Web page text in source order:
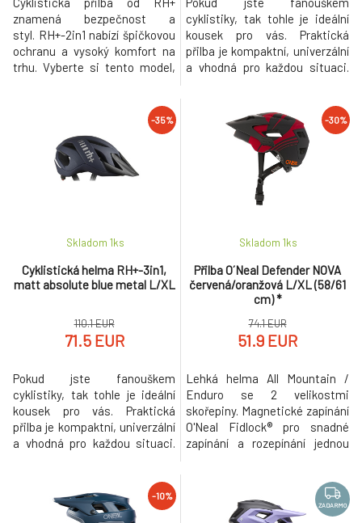
znamená bezpečnost a
styl. RH+-2in1 nabízí špičkovou
ochranu a vysoký komfort na
trhu. Vyberte si tento model,
nejen esteticky přitažlivý ale i
dobře prodyšný s Power Fit 2
systémem pro stabilní
uchycení. Přilba obsahuje
antialergickou podšívku pro
cyklistiky, tak tohle je ideální
kousek pro vás. Praktická
přilba je kompaktní, univerzální
a vhodná pro každou situaci.
různé štíty v jiných délkách, aby
se dokázala perfektně
přizpůsobit vašemu stylu jízdy.
Má dostatečnou ventilaci
vzduchu pomocí síťky, která
-35%
Cyklistická helma RH+-3in1,
matt absolute blue metal L/XL
Skladom 1ks
110.1 EUR
71.5 EUR
Pokud jste fanouškem
cyklistiky, tak tohle je ideální
kousek pro vás. Praktická
přilba je kompaktní, univerzální
a vhodná pro každou situaci.
různé štíty v jiných délkách,
aby se dokázala perfektně
-30%
Přilba O´Neal Defender NOVA
červená/oranžová L/XL (58/61
cm) *
Skladom 1ks
74.1 EUR
51.9 EUR
Lehká helma All Mountain /
Enduro se 2 velikostmi
skořepiny. Magnetické zapínání
O'Neal Fidlock® pro snadné
zapínání a rozepínání jednou
nového systému zapínání s
mikroposuvem včetně reflexní
-10%
ZADARMO